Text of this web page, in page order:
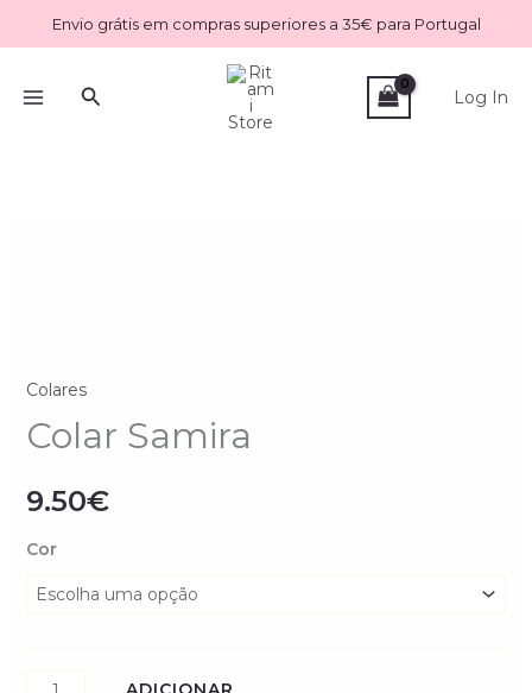
to
Envio grátis em compras superiores a 35€ para Portugal
Search Log In
Colares
Colar Samira
9.50€
Cor